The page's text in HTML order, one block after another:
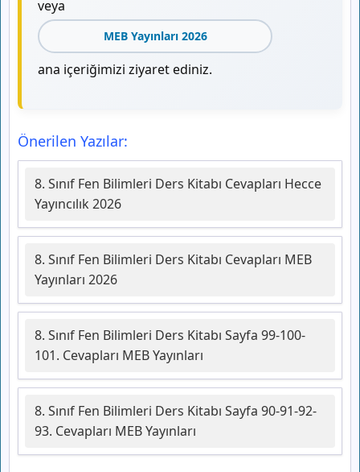
veya
MEB Yayınları 2026
ana içeriğimizi ziyaret ediniz.
Önerilen Yazılar:
8. Sınıf Fen Bilimleri Ders Kitabı Cevapları Hecce
Yayıncılık 2026
8. Sınıf Fen Bilimleri Ders Kitabı Cevapları MEB
Yayınları 2026
8. Sınıf Fen Bilimleri Ders Kitabı Sayfa 99-100-
101. Cevapları MEB Yayınları
8. Sınıf Fen Bilimleri Ders Kitabı Sayfa 90-91-92-
93. Cevapları MEB Yayınları